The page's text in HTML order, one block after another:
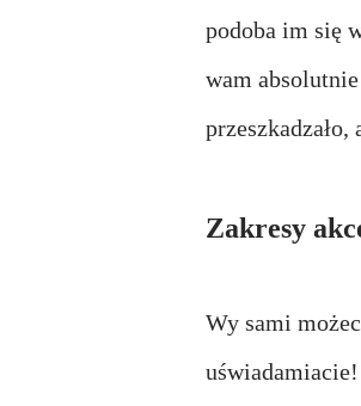
podoba im się
wam
Zakresy
Wy sami